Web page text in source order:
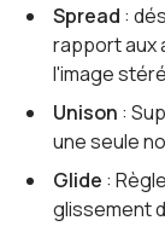
Spread :
rapport aux
l'image
Unison :
une seule
Glide :
glissement